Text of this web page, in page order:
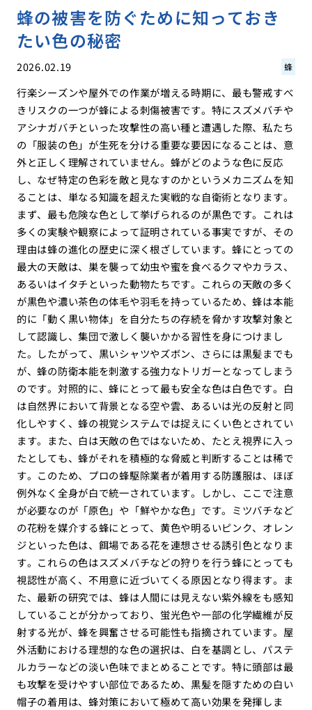
蜂の被害を防ぐために知っておき
たい色の秘密
2026.02.19 蜂
行楽シーズンや屋外での作業が増える時期に、最も警戒すべ
きリスクの一つが蜂による刺傷被害です。特にスズメバチや
アシナガバチといった攻撃性の高い種と遭遇した際、私たち
の「服装の色」が生死を分ける重要な要因になることは、意
外と正しく理解されていません。蜂がどのような色に反応
し、なぜ特定の色彩を敵と見なすのかというメカニズムを知
ることは、単なる知識を超えた実戦的な自衛術となります。
まず、最も危険な色として挙げられるのが黒色です。これは
多くの実験や観察によって証明されている事実ですが、その
理由は蜂の進化の歴史に深く根ざしています。蜂にとっての
最大の天敵は、巣を襲って幼虫や蜜を食べるクマやカラス、
あるいはイタチといった動物たちです。これらの天敵の多く
が黒色や濃い茶色の体毛や羽毛を持っているため、蜂は本能
的に「動く黒い物体」を自分たちの存続を脅かす攻撃対象と
して認識し、集団で激しく襲いかかる習性を身につけまし
た。したがって、黒いシャツやズボン、さらには黒髪までも
が、蜂の防衛本能を刺激する強力なトリガーとなってしまう
のです。対照的に、蜂にとって最も安全な色は白色です。白
は自然界において背景となる空や雲、あるいは光の反射と同
化しやすく、蜂の視覚システムでは捉えにくい色とされてい
ます。また、白は天敵の色ではないため、たとえ視界に入っ
たとしても、蜂がそれを積極的な脅威と判断することは稀で
す。このため、プロの蜂駆除業者が着用する防護服は、ほぼ
例外なく全身が白で統一されています。しかし、ここで注意
が必要なのが「原色」や「鮮やかな色」です。ミツバチなど
の花粉を媒介する蜂にとって、黄色や明るいピンク、オレン
ジといった色は、餌場である花を連想させる誘引色となりま
す。これらの色はスズメバチなどの狩りを行う蜂にとっても
視認性が高く、不用意に近づいてくる原因となり得ます。ま
た、最新の研究では、蜂は人間には見えない紫外線をも感知
していることが分かっており、蛍光色や一部の化学繊維が反
射する光が、蜂を興奮させる可能性も指摘されています。屋
外活動における理想的な色の選択は、白を基調とし、パステ
ルカラーなどの淡い色味でまとめることです。特に頭部は最
も攻撃を受けやすい部位であるため、黒髪を隠すための白い
帽子の着用は、蜂対策において極めて高い効果を発揮しま